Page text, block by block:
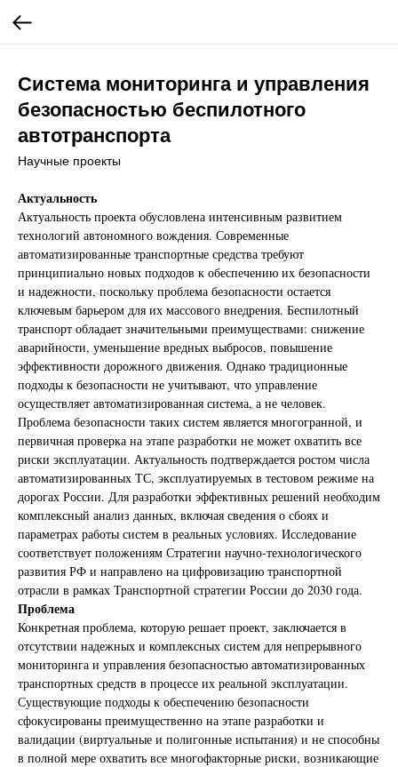
Система мониторинга и управления
безопасностью беспилотного
автотранспорта
Научные проекты
Актуальность
Актуальность проекта обусловлена интенсивным развитием
технологий автономного вождения. Современные
автоматизированные транспортные средства требуют
принципиально новых подходов к обеспечению их безопасности
и надежности, поскольку проблема безопасности остается
ключевым барьером для их массового внедрения. Беспилотный
транспорт обладает значительными преимуществами: снижение
аварийности, уменьшение вредных выбросов, повышение
эффективности дорожного движения. Однако традиционные
подходы к безопасности не учитывают, что управление
осуществляет автоматизированная система, а не человек.
Проблема безопасности таких систем является многогранной, и
первичная проверка на этапе разработки не может охватить все
риски эксплуатации. Актуальность подтверждается ростом числа
автоматизированных ТС, эксплуатируемых в тестовом режиме на
дорогах России. Для разработки эффективных решений необходим
комплексный анализ данных, включая сведения о сбоях и
параметрах работы систем в реальных условиях. Исследование
соответствует положениям Стратегии научно-технологического
развития РФ и направлено на цифровизацию транспортной
отрасли в рамках Транспортной стратегии России до 2030 года.
Проблема
Конкретная проблема, которую решает проект, заключается в
отсутствии надежных и комплексных систем для непрерывного
мониторинга и управления безопасностью автоматизированных
транспортных средств в процессе их реальной эксплуатации.
Существующие подходы к обеспечению безопасности
сфокусированы преимущественно на этапе разработки и
валидации (виртуальные и полигонные испытания) и не способны
в полной мере охватить все многофакторные риски, возникающие